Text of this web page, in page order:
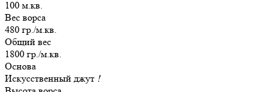
100 м.кв.
Вес ворса
480 гр./м.кв.
Общий вес
1800 гр./м.кв.
Основа
Искусственный джут !